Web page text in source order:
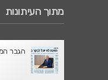
מתוך העיתונות
הגבר